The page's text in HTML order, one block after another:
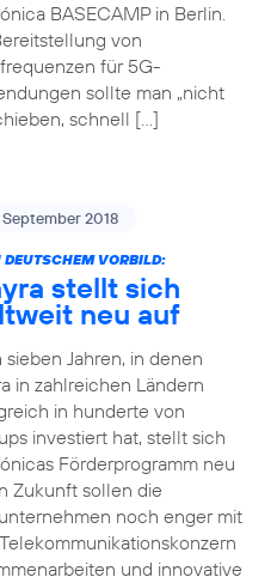
BASECAMP in Berlin.
von
für 5G-
sollte man „nicht
schnell […]
2018
VORBILD:
stellt sich
neu auf
sieben Jahren, in denen
in zahlreichen Ländern
in hunderte von
investiert hat, stellt sich
Förderprogramm neu
Zukunft sollen die
noch enger mit
und innovative